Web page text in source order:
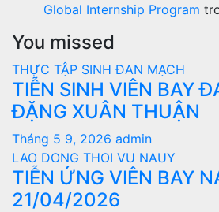
Global Internship Program
You missed
THỰC TẬP SINH ĐAN MẠCH
TIỄN SINH VIÊN BAY
ĐẶNG XUÂN THUẬN
Tháng 5 9, 2026 admin
LAO DONG THOI VU NAUY
TIỄN ỨNG VIÊN BAY
21/04/2026